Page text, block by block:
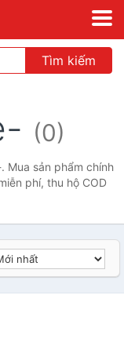
Tìm kiếm
(0)
Mua sản phẩm chính
phí, thu hộ COD